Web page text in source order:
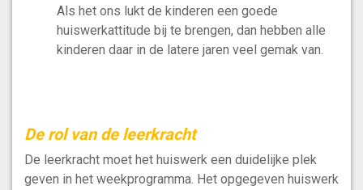
Als het ons lukt de kinderen een goede
huiswerkattitude bij te brengen, dan hebben alle
kinderen daar in de latere jaren veel gemak van.
De rol van de leerkracht
De leerkracht moet het huiswerk een duidelijke plek
geven in het weekprogramma. Het opgegeven huiswerk